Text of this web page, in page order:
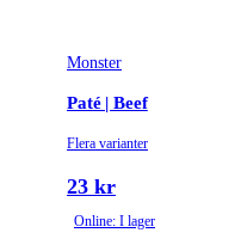
Monster
Paté | Beef
Flera varianter
23 kr
Online: I lager